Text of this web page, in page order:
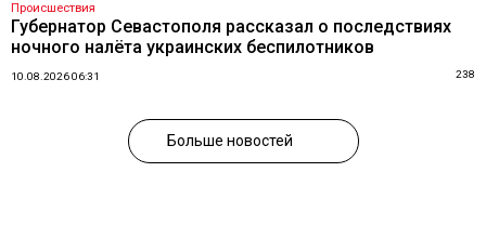
Происшествия
Губернатор Севастополя рассказал о последствиях
ночного налёта украинских беспилотников
10.08.2026 06:31 238
Больше новостей